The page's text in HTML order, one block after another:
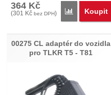
364 Kč
(301 Kč bez DPH) Porovnat
Koupit
00275 CL adaptér do vozidla
pro TLKR T5 - T81